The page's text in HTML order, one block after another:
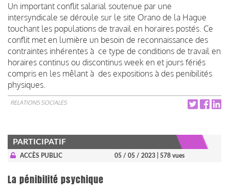
Un important conflit salarial soutenue par une
intersyndicale se déroule sur le site Orano de la Hague
touchant les populations de travail en horaires postés. Ce
conflit met en lumière un besoin de reconnaissance des
contraintes inhérentes à ce type de conditions de travail en
horaires continus ou discontinus week en et jours fériés
compris en les mêlant à des expositions à des penibilités
physiques.
RELATIONS SOCIALES
PARTICIPATIF
ACCÈS PUBLIC 05 / 05 / 2023 | 578 vues
La pénibilité psychique